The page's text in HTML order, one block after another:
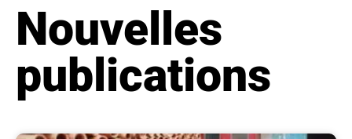
Nouvelles
publications